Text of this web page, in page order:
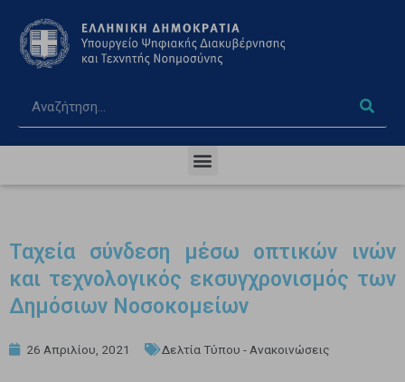
Ταχεία σύνδεση μέσω οπτικών ινών
και τεχνολογικός εκσυγχρονισμός των
Δημόσιων Νοσοκομείων
26 Απριλίου, 2021 Δελτία Τύπου - Ανακοινώσεις